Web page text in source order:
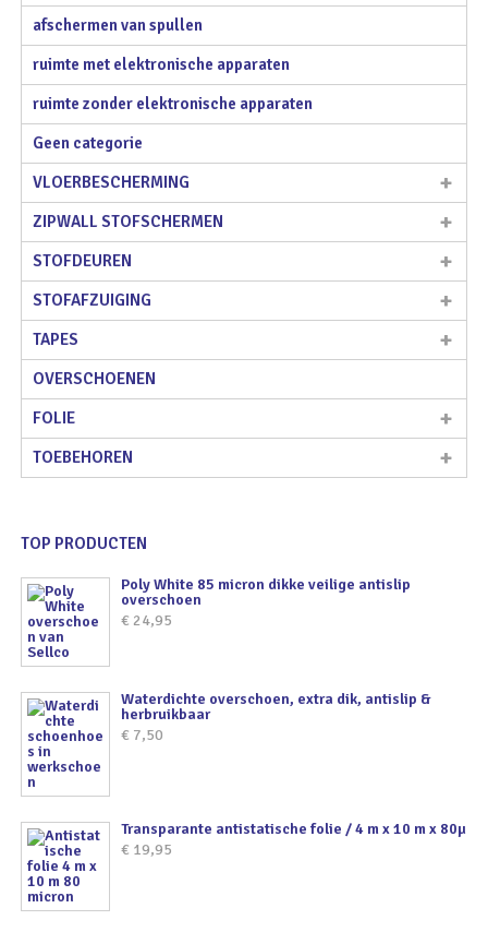
afschermen van spullen
ruimte met elektronische apparaten
ruimte zonder elektronische apparaten
Geen categorie
VLOERBESCHERMING
ZIPWALL STOFSCHERMEN
STOFDEUREN
STOFAFZUIGING
TAPES
OVERSCHOENEN
FOLIE
TOEBEHOREN
TOP PRODUCTEN
Poly White 85 micron dikke veilige antislip
overschoen
€ 24,95
Waterdichte overschoen, extra dik, antislip &
herbruikbaar
€ 7,50
Transparante antistatische folie / 4 m x 10 m x 80µ
€ 19,95